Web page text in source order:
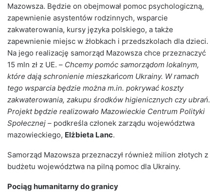
Mazowsza. Będzie on obejmował pomoc psychologiczną,
zapewnienie asystentów rodzinnych, wsparcie
zakwaterowania, kursy języka polskiego, a także
zapewnienie miejsc w żłobkach i przedszkolach dla dzieci.
Na jego realizację samorząd Mazowsza chce przeznaczyć
15 mln zł z UE. – Chcemy pomóc samorządom lokalnym,
które dają schronienie mieszkańcom Ukrainy. W ramach
tego wsparcia będzie można m.in. pokrywać koszty
zakwaterowania, zakupu środków higienicznych czy ubrań.
Projekt będzie realizowało Mazowieckie Centrum Polityki
Społecznej – podkreśla członek zarządu województwa
mazowieckiego, Elżbieta Lanc.
Samorząd Mazowsza przeznaczył również milion złotych z
budżetu województwa na pilną pomoc dla Ukrainy.
Pociąg humanitarny do granicy